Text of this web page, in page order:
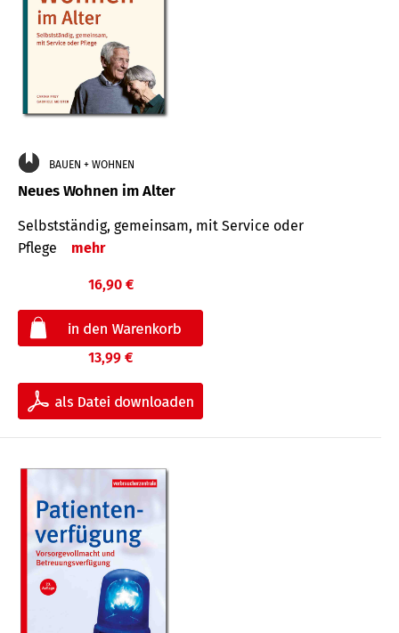
BAUEN + WOHNEN
Neues Wohnen im Alter
Selbstständig, gemeinsam, mit Service oder
Pflege
mehr
16,90 €
13,99 €